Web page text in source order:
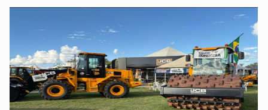
não ter entrado no modo eleição; ABAV faz evento em